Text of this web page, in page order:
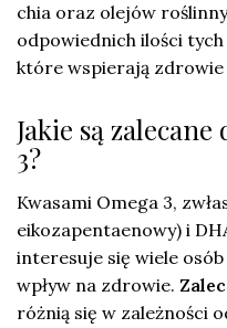
chia oraz olejów
odpowiednich ilości
które wspierają zdrowie
Jakie są
3?
Kwasami Omega 3,
eikozapentaenowy) i
interesuje się wiele
wpływ na zdrowie.
różnią się w zależności